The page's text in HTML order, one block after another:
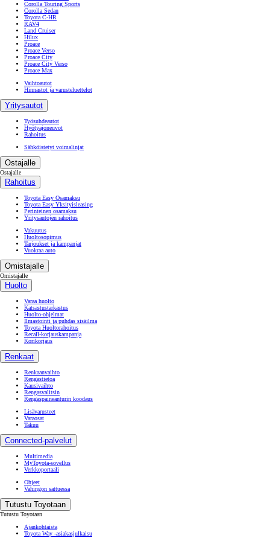
Corolla Touring Sports
Corolla Sedan
Toyota C-HR
RAV4
Land Cruiser
Hilux
Proace
Proace Verso
Proace City
Proace City Verso
Proace Max
Vaihtoautot
Hinnastot ja varusteluettelot
Yritysautot
Työsuhdeautot
Hyötyajoneuvot
Rahoitus
Sähköistetyt voimalinjat
Ostajalle
Ostajalle
Rahoitus
Toyota Easy Osamaksu
Toyota Easy Yksityisleasing
Perinteinen osamaksu
Yritysautojen rahoitus
Vakuutus
Huoltosopimus
Tarjoukset ja kampanjat
Vuokraa auto
Omistajalle
Omistajalle
Huolto
Varaa huolto
Katsastustarkastus
Huolto-ohjelmat
Ilmastointi ja puhdas sisäilma
Toyota Huoltorahoitus
Recall-korjauskampanja
Korikorjaus
Renkaat
Renkaanvaihto
Rengastietoa
Kausivaihto
Rengasvalitsin
Rengaspaineanturin koodaus
Lisävarusteet
Varaosat
Takuu
Connected-palvelut
Multimedia
MyToyota-sovellus
Verkkoportaali
Ohjeet
Vahingon sattuessa
Tutustu Toyotaan
Tutustu Toyotaan
Ajankohtaista
Toyota Way -asiakasjulkaisu